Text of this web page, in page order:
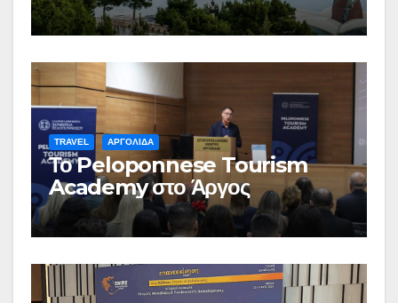
TRAVEL ΑΡΓΟΛΙΔΑ
Το Peloponnese Tourism
Academy στο Άργος